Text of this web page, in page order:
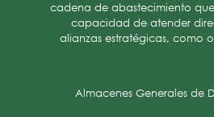
cadena de abastecimiento
capacidad de atender
alianzas estratégicas, como
Almacenes Generales de